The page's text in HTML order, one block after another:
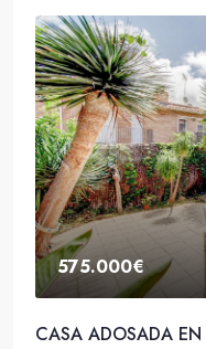
575.000€
CASA ADOSADA